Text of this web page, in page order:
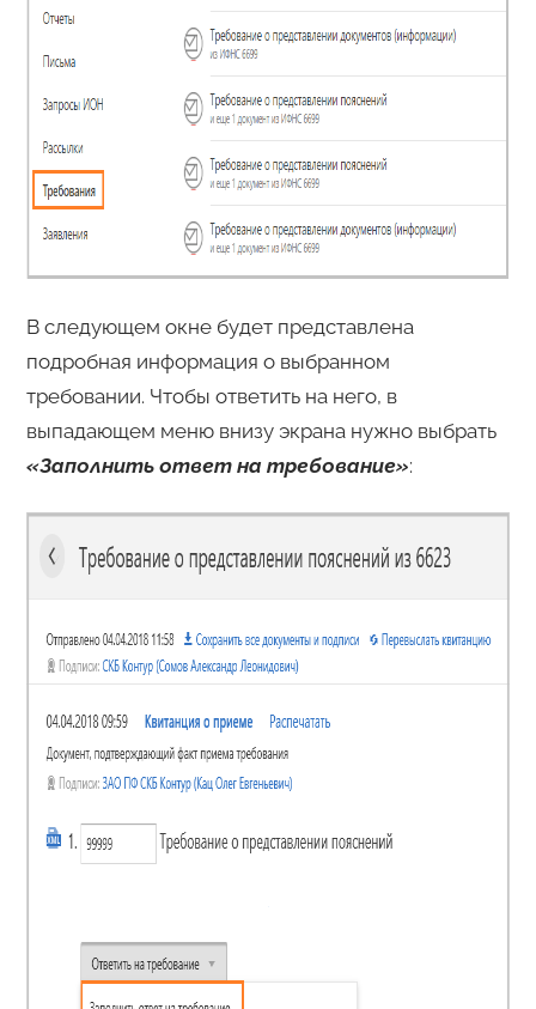
В следующем окне будет представлена
подробная информация о выбранном
требовании. Чтобы ответить на него, в
выпадающем меню внизу экрана нужно выбрать
«Заполнить ответ на требование»: